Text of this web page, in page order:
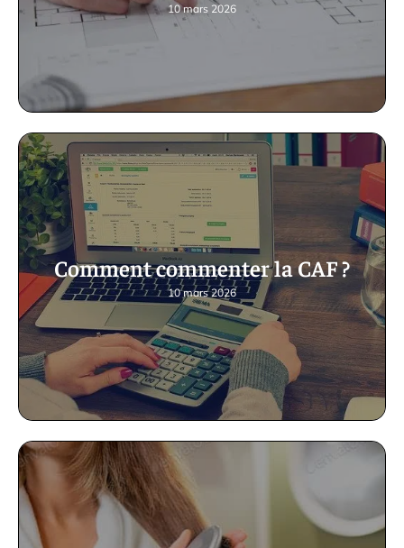
10 mars 2026
Comment commenter la CAF ?
10 mars 2026